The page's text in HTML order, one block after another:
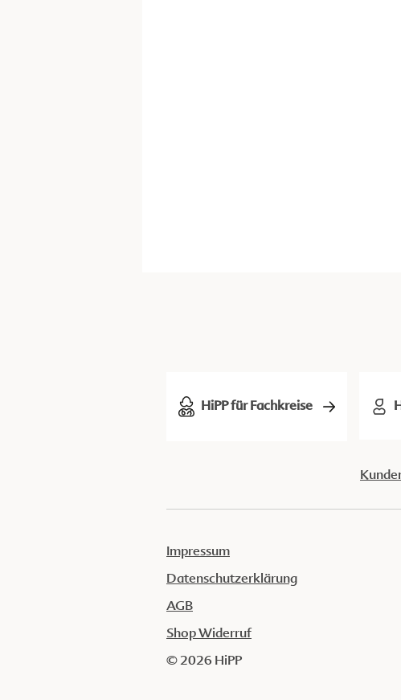
HiPP für Fachkreise
Impressum
Datenschutzerklärung
AGB
Shop Widerruf
© 2026 HiPP